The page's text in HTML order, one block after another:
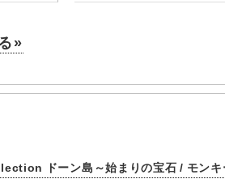
»
ドーン島～始まりの宝石 / モンキ